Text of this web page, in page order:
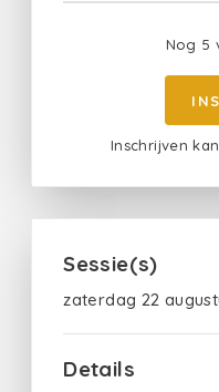
Nog 5
Inschrijven
Sessie(s)
zaterdag 22
Details